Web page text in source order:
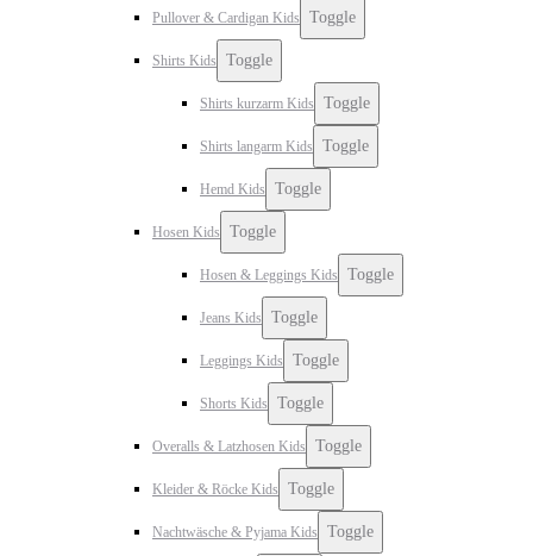
Pullover & Cardigan Kids Toggle
Shirts Kids Toggle
Shirts kurzarm Kids Toggle
Shirts langarm Kids Toggle
Hemd Kids Toggle
Hosen Kids Toggle
Hosen & Leggings Kids Toggle
Jeans Kids Toggle
Leggings Kids Toggle
Shorts Kids Toggle
Overalls & Latzhosen Kids Toggle
Kleider & Röcke Kids Toggle
Nachtwäsche & Pyjama Kids Toggle